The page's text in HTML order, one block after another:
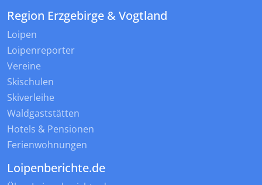
Region Erzgebirge & Vogtland
Loipen
Loipenreporter
Vereine
Skischulen
Skiverleihe
Waldgaststätten
Hotels & Pensionen
Ferienwohnungen
Loipenberichte.de